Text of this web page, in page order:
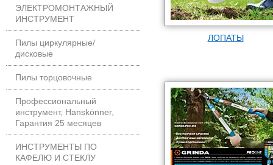
ЭЛЕКТРОМОНТАЖНЫЙ
ИНСТРУМЕНТ
Пилы циркулярные/
дисковые
Пилы торцовочные
Профессиональный
инструмент, Hanskönner,
Гарантия 25 месяцев
ИНСТРУМЕНТЫ ПО
КАФЕЛЮ И СТЕКЛУ
ЛОПАТЫ